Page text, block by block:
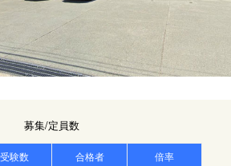
募集/定員数
受験数 合格者 倍率